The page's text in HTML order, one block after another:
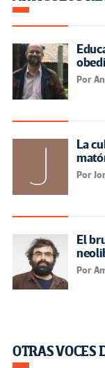
Por
La
Por
El
Por
OTRAS VOCES